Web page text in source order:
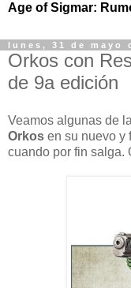
Age of Sigmar:
lunes, 31 de mayo
Orkos con
de 9a edición
Veamos algunas de
Orkos en su nuevo y
cuando por fin salga.